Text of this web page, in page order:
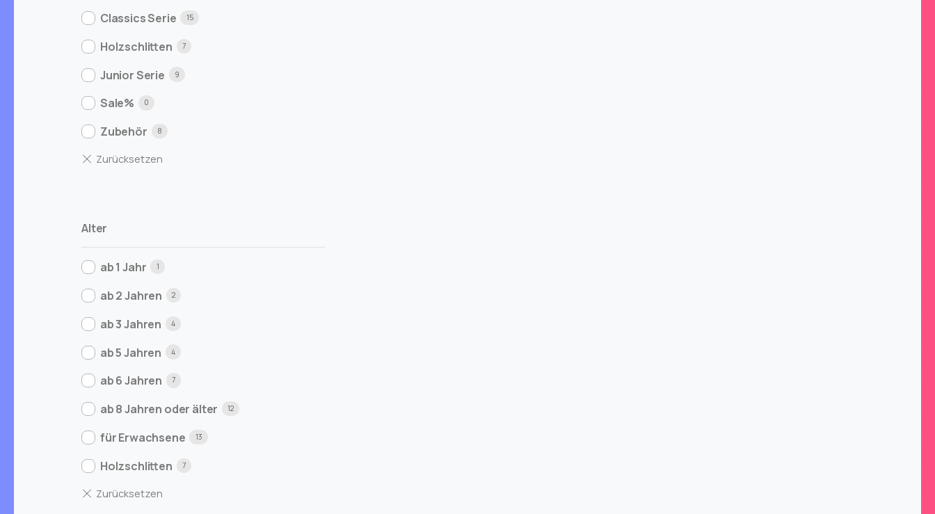
Classics Serie 15
Holzschlitten 7
Junior Serie 9
Sale% 0
Zubehör 8
Alter
ab 1 Jahr 1
ab 2 Jahren 2
ab 3 Jahren 4
ab 5 Jahren 4
ab 6 Jahren 7
ab 8 Jahren oder älter 12
für Erwachsene 13
Holzschlitten 7